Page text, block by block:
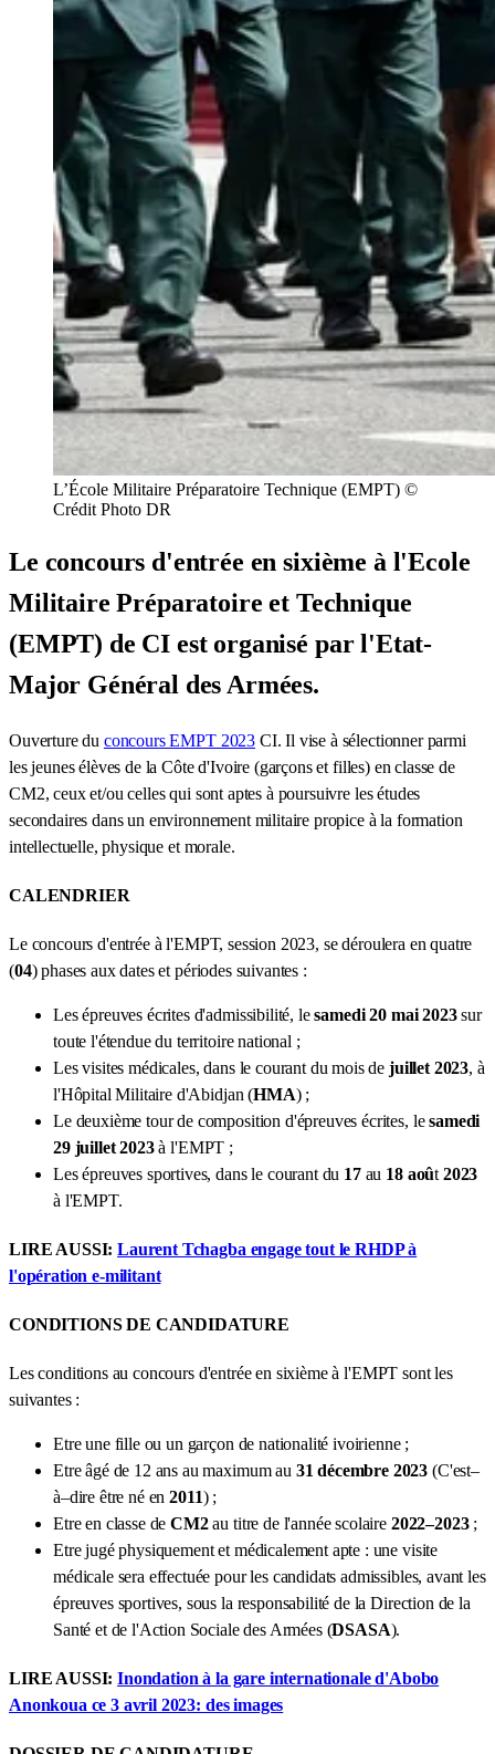
L’École Militaire Préparatoire Technique (EMPT) ©
Crédit Photo DR
Le concours d'entrée en sixième à l'Ecole
Militaire Préparatoire et Technique
(EMPT) de CI est organisé par l'Etat-
Major Général des Armées.
Ouverture du concours EMPT 2023 CI. Il vise à sélectionner parmi
les jeunes élèves de la Côte d'Ivoire (garçons et filles) en classe de
CM2, ceux et/ou celles qui sont aptes à poursuivre les études
secondaires dans un environnement militaire propice à la formation
intellectuelle, physique et morale.
CALENDRIER
Le concours d'entrée à l'EMPT, session 2023, se déroulera en quatre
(04) phases aux dates et périodes suivantes :
Les épreuves écrites d'admissibilité, lesamedi 20 mai 2023sur
toute l'étendue du territoire national ;
Les visites médicales, dans le courant du mois de juillet 2023, à
l'Hôpital Militaire d'Abidjan (HMA) ;
Le deuxième tour de composition d'épreuves écrites, lesamedi
29 juillet 2023à l'EMPT ;
Les épreuves sportives, dans le courant du 17au 18 août 2023
à l'EMPT.
LIRE AUSSI:Laurent Tchagba engage tout le RHDP à
l'opération e-militant
CONDITIONS DE CANDIDATURE
Les conditions au concours d'entrée en sixième à l'EMPT sont les
suivantes :
Etre une fille ou un garçon de nationalité ivoirienne ;
Etre âgé de 12 ans au maximum au 31 décembre 2023 (C'est–
à–dire être né en2011) ;
Etre en classe deCM2au titre de l'année scolaire 2022–2023;
Etre jugé physiquement et médicalement apte : une visite
médicale sera effectuée pour les candidats admissibles, avant les
épreuves sportives, sous la responsabilité de la Direction de la
Santé et de l'Action Sociale des Armées (DSASA).
LIRE AUSSI:Inondation à la gare internationale d'Abobo
Anonkoua ce 3 avril 2023: des images